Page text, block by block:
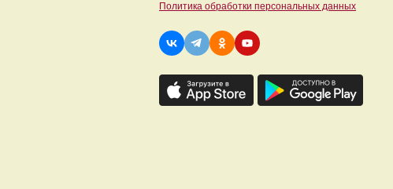
Политика обработки персональных данных